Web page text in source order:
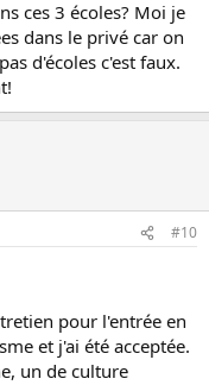
ces 3 écoles? Moi je
dans le privé car on
d'écoles c'est faux.
#10
pour l'entrée en
et j'ai été acceptée.
un de culture